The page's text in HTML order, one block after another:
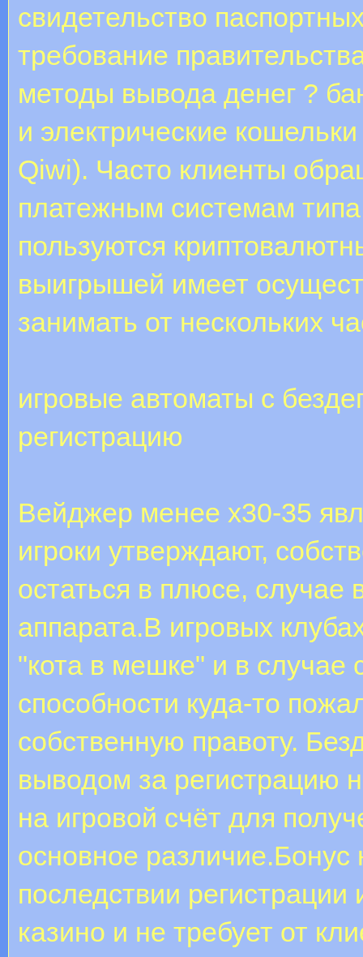
свидетельство
требование
методы вывода денег ?
и электрические
Qiwi). Часто клиенты
платежным системам
пользуются
выигрышей имеет
занимать от нескольких
игровые автоматы с
регистрацию
Вейджер менее х30-35
игроки утверждают,
остаться в плюсе, случае
аппарата.В игровых
"кота в мешке" и в случае
способности куда-то
собственную правоту.
выводом за регистрацию
на игровой счёт для
основное различие.Бонус
последствии
казино и не требует от